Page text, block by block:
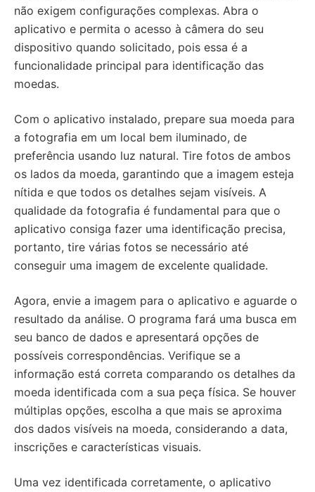
não exigem configurações complexas. Abra o
aplicativo e permita o acesso à câmera do seu
dispositivo quando solicitado, pois essa é a
funcionalidade principal para identificação das
moedas.
Com o aplicativo instalado, prepare sua moeda para
a fotografia em um local bem iluminado, de
preferência usando luz natural. Tire fotos de ambos
os lados da moeda, garantindo que a imagem esteja
nítida e que todos os detalhes sejam visíveis. A
qualidade da fotografia é fundamental para que o
aplicativo consiga fazer uma identificação precisa,
portanto, tire várias fotos se necessário até
conseguir uma imagem de excelente qualidade.
Agora, envie a imagem para o aplicativo e aguarde o
resultado da análise. O programa fará uma busca em
seu banco de dados e apresentará opções de
possíveis correspondências. Verifique se a
informação está correta comparando os detalhes da
moeda identificada com a sua peça física. Se houver
múltiplas opções, escolha a que mais se aproxima
dos dados visíveis na moeda, considerando a data,
inscrições e características visuais.
Uma vez identificada corretamente, o aplicativo